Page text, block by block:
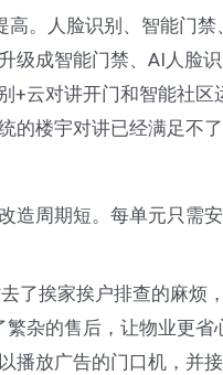
。人脸识别、智能门禁
成智能门禁、AI人脸
云对讲开门和智能社区
楼宇对讲已经满足不
周期短。每单元只需
挨家挨户排查的麻烦
杂的售后，让物业更
放广告的门口机，并